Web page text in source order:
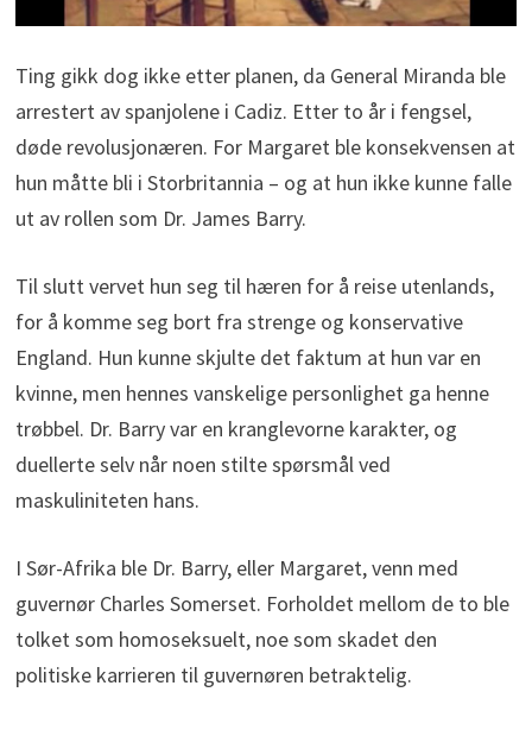
Ting gikk dog ikke etter planen, da General Miranda ble
arrestert av spanjolene i Cadiz. Etter to år i fengsel,
døde revolusjonæren. For Margaret ble konsekvensen at
hun måtte bli i Storbritannia – og at hun ikke kunne falle
ut av rollen som Dr. James Barry.
Til slutt vervet hun seg til hæren for å reise utenlands,
for å komme seg bort fra strenge og konservative
England. Hun kunne skjulte det faktum at hun var en
kvinne, men hennes vanskelige personlighet ga henne
trøbbel. Dr. Barry var en kranglevorne karakter, og
duellerte selv når noen stilte spørsmål ved
maskuliniteten hans.
I Sør-Afrika ble Dr. Barry, eller Margaret, venn med
guvernør Charles Somerset. Forholdet mellom de to ble
tolket som homoseksuelt, noe som skadet den
politiske karrieren til guvernøren betraktelig.